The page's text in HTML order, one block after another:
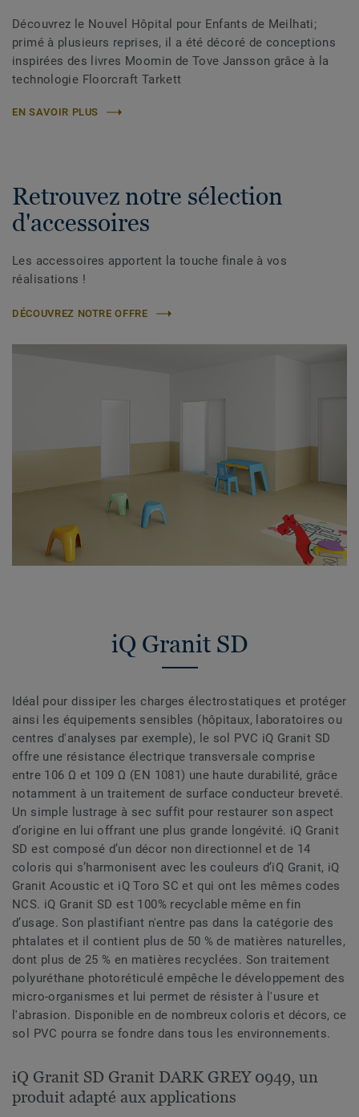
Découvrez le Nouvel Hôpital pour Enfants de Meilhati;
primé à plusieurs reprises, il a été décoré de conceptions
inspirées des livres Moomin de Tove Jansson grâce à la
technologie Floorcraft Tarkett
EN SAVOIR PLUS
Retrouvez notre sélection
d'accessoires
Les accessoires apportent la touche finale à vos
réalisations !
DÉCOUVREZ NOTRE OFFRE
iQ Granit SD
Idéal pour dissiper les charges électrostatiques et protéger
ainsi les équipements sensibles (hôpitaux, laboratoires ou
centres d'analyses par exemple), le sol PVC iQ Granit SD
offre une résistance électrique transversale comprise
entre 106 Ω et 109 Ω (EN 1081) une haute durabilité, grâce
notamment à un traitement de surface conducteur breveté.
Un simple lustrage à sec suffit pour restaurer son aspect
d’origine en lui offrant une plus grande longévité. iQ Granit
SD est composé d’un décor non directionnel et de 14
coloris qui s’harmonisent avec les couleurs d’iQ Granit, iQ
Granit Acoustic et iQ Toro SC et qui ont les mêmes codes
NCS. iQ Granit SD est 100% recyclable même en fin
d’usage. Son plastifiant n'entre pas dans la catégorie des
phtalates et il contient plus de 50 % de matières naturelles,
dont plus de 25 % en matières recyclées. Son traitement
polyuréthane photoréticulé empêche le développement des
micro-organismes et lui permet de résister à l'usure et
l'abrasion. Disponible en de nombreux coloris et décors, ce
sol PVC pourra se fondre dans tous les environnements.
iQ Granit SD Granit DARK GREY 0949, un
produit adapté aux applications